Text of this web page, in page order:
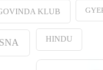
KLUB
HINDU